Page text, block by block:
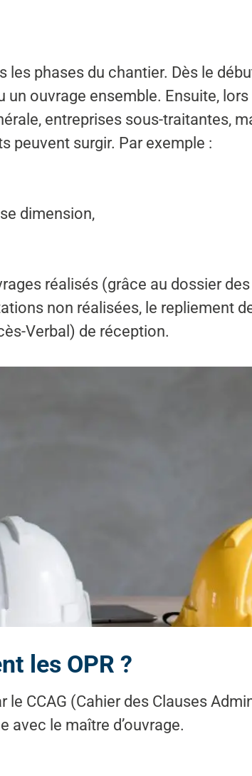
phases du chantier. Dès le
ouvrage ensemble. Ensuite,
entreprises sous-traitantes,
peuvent surgir. Par exemple :
dimension,
réalisés (grâce au dossier
non réalisées, le repliement
Verbal) de réception.
les OPR ?
CCAG (Cahier des Clauses
avec le maître d’ouvrage.